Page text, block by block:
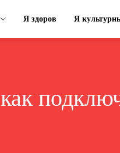
Я здоров Я
как